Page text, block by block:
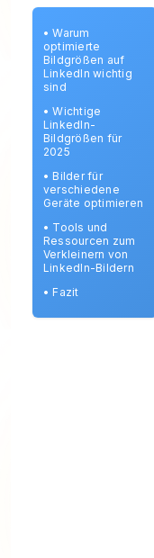
•Warum
optimierte
Bildgrößen auf
LinkedIn wichtig
sind
•Wichtige
LinkedIn-
Bildgrößen für
2025
• Bilder für
verschiedene
Geräte optimieren
• Tools und
Ressourcen zum
Verkleinern von
LinkedIn-Bildern
• Fazit